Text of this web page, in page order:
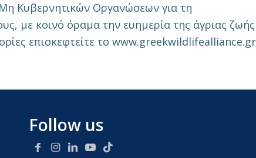
Κυβερνητικών Οργανώσεων για τη
με κοινό όραμα την ευημερία της άγριας ζωής
επισκεφτείτε το www.greekwildlifealliance.gr
Follow us